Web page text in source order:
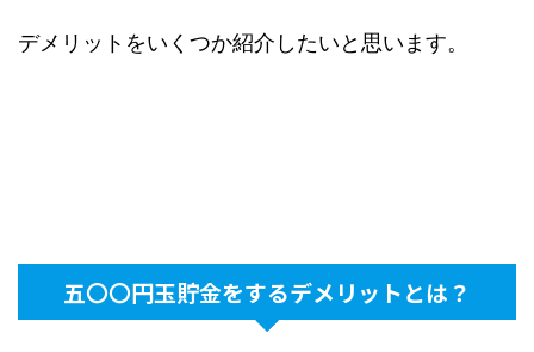
デメリットをいくつか紹介したいと思います。
五〇〇円玉貯金をするデメリットとは？